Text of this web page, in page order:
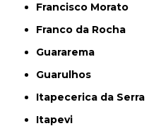
Francisco Morato
Franco da Rocha
Guararema
Guarulhos
Itapecerica da Serra
Itapevi